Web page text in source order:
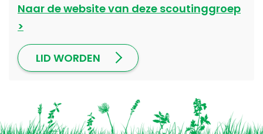
Naar de website van deze scoutinggroep
LID WORDEN